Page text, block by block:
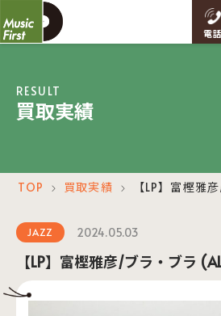
電話
RESULT
買取実績
TOP ＞ 買取実績 ＞ 【LP】富樫
JAZZ 2024.05.03
【LP】富樫雅彦/ブラ・ブラ